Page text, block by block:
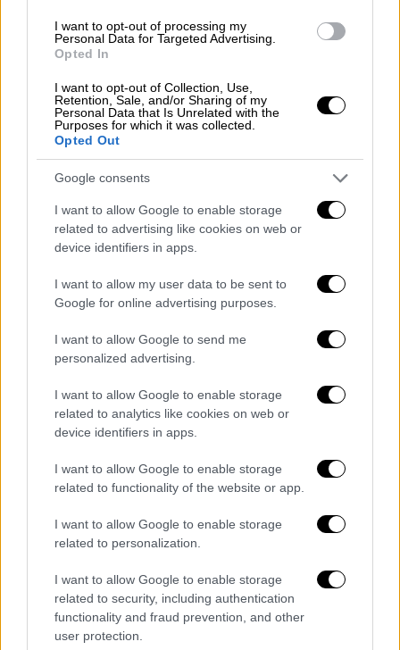
I want to opt-out of processing my
Personal Data for Targeted Advertising.
Opted In
I want to opt-out of Collection, Use,
Retention, Sale, and/or Sharing of my
Personal Data that Is Unrelated with the
Purposes for which it was collected.
Opted Out
Google consents
I want to allow Google to enable storage
related to advertising like cookies on web or
device identifiers in apps.
I want to allow my user data to be sent to
Google for online advertising purposes.
I want to allow Google to send me
personalized advertising.
I want to allow Google to enable storage
related to analytics like cookies on web or
device identifiers in apps.
I want to allow Google to enable storage
related to functionality of the website or app.
I want to allow Google to enable storage
related to personalization.
I want to allow Google to enable storage
related to security, including authentication
functionality and fraud prevention, and other
user protection.
Η Ουάσινγκτον πιστεύει ότι το Ιράν
ευθύνεται για αυτές τις επιθέσεις,
κατηγορηματικά. Λίγο νωρίτερα, άλλη πηγή
που έχει γνώση της υπόθεσης, είπε ότι δεν
χρησιμοποιήθηκαν τορπίλες στη σημερινή
επίθεση.
Πομπέο: Η Τεχεράνη πίσω από τις δύο
επιθέσεις
εκτιμά, με βάση τις πληροφορίες των
μυστικών υπηρεσιών, τους τύπους των
όπλων που χρησιμοποιήθηκαν και την
προηγμένη μέθοδος των επιθέσεων, ότι η
Τεχεράνη ευθύνεται για τις επιθέσεις
εναντίον δύο δεξαμενόπλοιων στον Κόλπο
του Ομάν.
Ο Αμερικανός υπουργός
Εξωτερικών υποστήριξε ότι η Τεχεράνη
εργάζεται για να διαταρράξει τη μεταφορά
πετρελαίου μέσα από τα Στενά της Χορμούζ.
Οι απρόκλητες επιθέσεις είναι μέρος μιας
εκστρατείας της Ισλαμικής Δημοκρατίας για
κλιμάκωση των εντάσεων, σημείωσε.